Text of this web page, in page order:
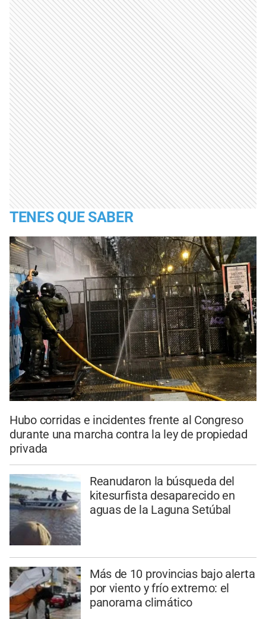
TENES QUE SABER
Hubo corridas e incidentes frente al Congreso
durante una marcha contra la ley de propiedad
privada
Reanudaron la búsqueda del
kitesurfista desaparecido en
aguas de la Laguna Setúbal
Más de 10 provincias bajo alerta
por viento y frío extremo: el
panorama climático